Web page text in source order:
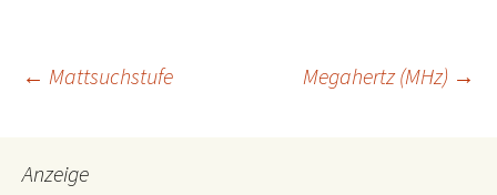
Beitrags-
Navigation
← Mattsuchstufe Megahertz (MHz) →
Anzeige